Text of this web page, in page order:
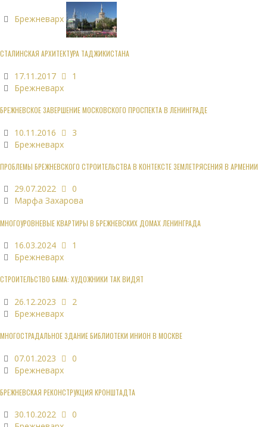
Брежневарх
СТАЛИНСКАЯ АРХИТЕКТУРА ТАДЖИКИСТАНА
17.11.2017
1
Брежневарх
БРЕЖНЕВСКОЕ ЗАВЕРШЕНИЕ МОСКОВСКОГО ПРОСПЕКТА В ЛЕНИНГРАДЕ
10.11.2016
3
Брежневарх
ПРОБЛЕМЫ БРЕЖНЕВСКОГО СТРОИТЕЛЬСТВА В КОНТЕКСТЕ ЗЕМЛЕТРЯСЕНИЯ В АРМЕНИИ
29.07.2022
0
Марфа Захарова
МНОГОУРОВНЕВЫЕ КВАРТИРЫ В БРЕЖНЕВСКИХ ДОМАХ ЛЕНИНГРАДА
16.03.2024
1
Брежневарх
СТРОИТЕЛЬСТВО БАМА: ХУДОЖНИКИ ТАК ВИДЯТ
26.12.2023
2
Брежневарх
МНОГОСТРАДАЛЬНОЕ ЗДАНИЕ БИБЛИОТЕКИ ИНИОН В МОСКВЕ
07.01.2023
0
Брежневарх
БРЕЖНЕВСКАЯ РЕКОНСТРУКЦИЯ КРОНШТАДТА
30.10.2022
0